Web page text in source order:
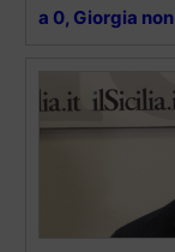
a 0, Giorgia